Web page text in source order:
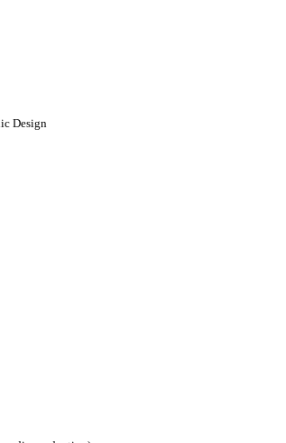
Design